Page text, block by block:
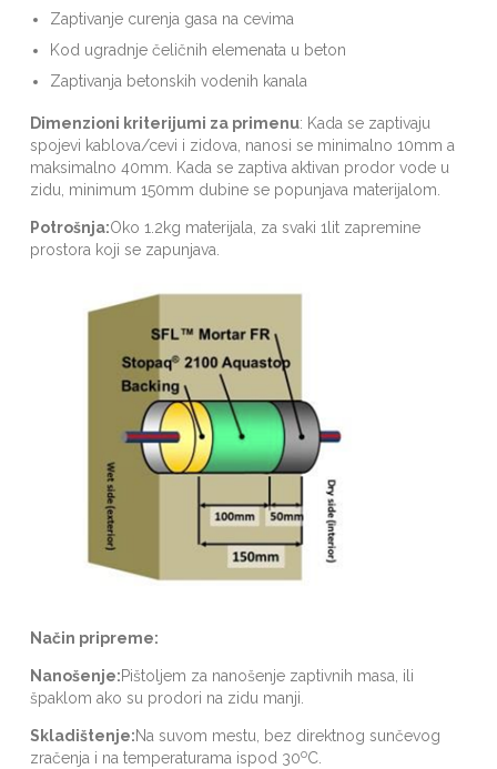
Zaptivanje curenja gasa na cevima
Kod ugradnje čeličnih elemenata u beton
Zaptivanja betonskih vodenih kanala
Dimenzioni kriterijumi za primenu: Kada se zaptivaju
spojevi kablova/cevi i zidova, nanosi se minimalno 10mm a
maksimalno 40mm. Kada se zaptiva aktivan prodor vode u
zidu, minimum 150mm dubine se popunjava materijalom.
Potrošnja:Oko 1.2kg materijala, za svaki 1lit zapremine
prostora koji se zapunjava.
Način pripreme:
Nanošenje:Pištoljem za nanošenje zaptivnih masa, ili
špaklom ako su prodori na zidu manji.
Skladištenje:Na suvom mestu, bez direktnog sunčevog
zračenja i na temperaturama ispod 30oC.